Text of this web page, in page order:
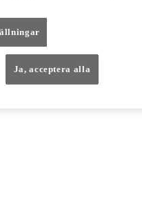
Ja, acceptera alla